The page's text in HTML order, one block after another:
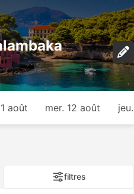
août mer. 12 août
filtres